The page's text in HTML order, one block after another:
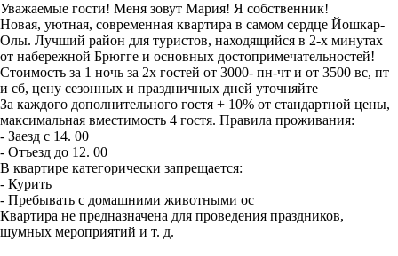
Уважаемые гости! Меня зовут Мария! Я собственник!
Новая, уютная, современная квартира в самом сердце Йошкар-
Олы. Лучший район для туристов, находящийся в 2-х минутах
от набережной Брюгге и основных достопримечательностей!
Стоимость за 1 ночь за 2х гостей от 3000- пн-чт и от 3500 вс, пт
и сб, цену сезонных и праздничных дней уточняйте
За каждого дополнительного гостя + 10% от стандартной цены,
максимальная вместимость 4 гостя. Правила проживания:
- Заезд с 14. 00
- Отъезд до 12. 00
В квартире категорически запрещается:
- Курить
- Пребывать с домашними животными ос
Квартира не предназначена для проведения праздников,
шумных мероприятий и т. д.